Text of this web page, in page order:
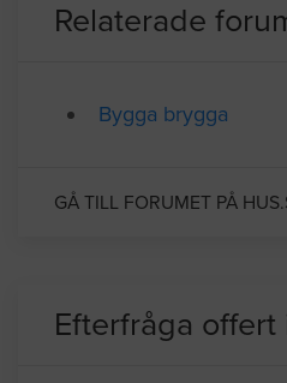
Relaterade
Bygga brygga
GÅ TILL FORUMET PÅ
Efterfråga offert